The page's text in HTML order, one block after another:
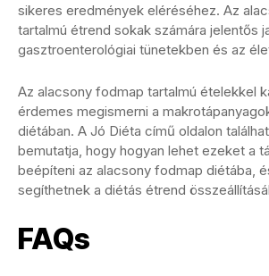
sikeres eredmények eléréséhez. Az
tartalmú étrend sokak számára jelentős
gasztroenterológiai tünetekben és az
Az alacsony fodmap tartalmú ételekkel
érdemes megismerni a
diétában. A Jó Diéta című oldalon
bemutatja, hogy hogyan lehet ezeket a
beépíteni az alacsony fodmap diétába,
segíthetnek a diétás étrend
FAQs